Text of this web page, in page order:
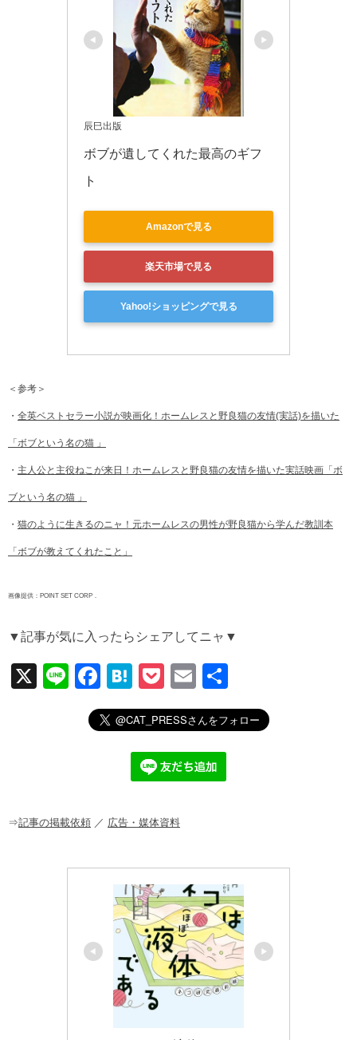
辰巳出版
ボブが遺してくれた最高のギフ
ト
Amazonで見る
楽天市場で見る
Yahoo!ショッピングで見る
＜参考＞
・ 全英ベストセラー小説が映画化！ホームレスと野良猫の友情(実話)を描いた
「ボブという名の猫 」
・ 主人公と主役ねこが来日！ホームレスと野良猫の友情を描いた実話映画「ボ
ブという名の猫 」
・ 猫のように生きるのニャ！元ホームレスの男性が野良猫から学んだ教訓本
「ボブが教えてくれたこと」
画像提供：POINT SET CORP．
▼記事が気に入ったらシェアしてニャ▼
X
Li
F
a
c
o
H
at
e
n
a
P
o
ck
et
E
m
ail
有
⇒記事の掲載依頼 ／ 広告・媒体資料